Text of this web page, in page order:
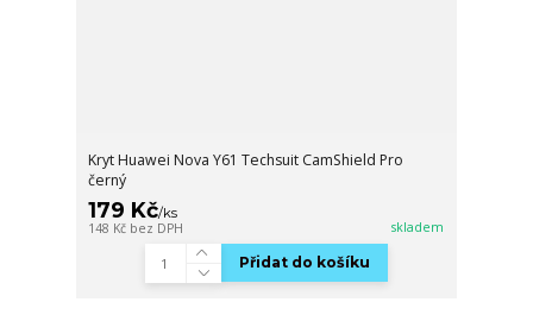
Kryt Huawei Nova Y61 Techsuit CamShield Pro
černý
179 Kč/ks
148 Kč bez DPH skladem
Přidat do košíku